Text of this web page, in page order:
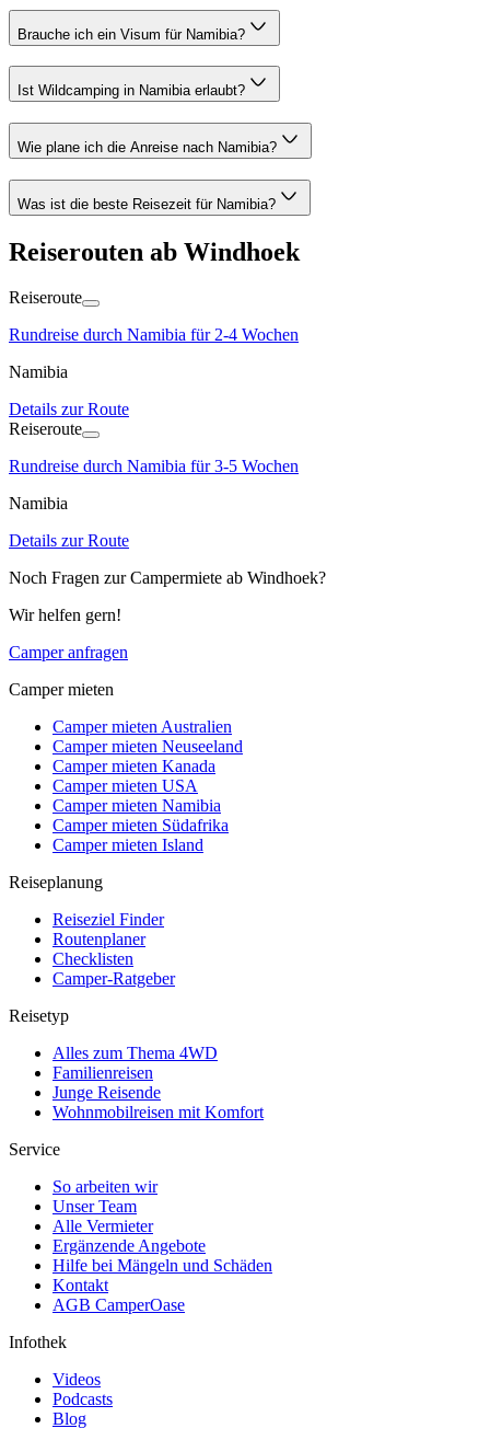
Brauche ich ein Visum für Namibia?
Ist Wildcamping in Namibia erlaubt?
Wie plane ich die Anreise nach Namibia?
Was ist die beste Reisezeit für Namibia?
Reiserouten ab Windhoek
Reiseroute
Rundreise durch Namibia für 2-4 Wochen
Namibia
Details zur Route
Reiseroute
Rundreise durch Namibia für 3-5 Wochen
Namibia
Details zur Route
Noch Fragen zur Campermiete ab Windhoek?
Wir helfen gern!
Camper anfragen
Camper mieten
Camper mieten Australien
Camper mieten Neuseeland
Camper mieten Kanada
Camper mieten USA
Camper mieten Namibia
Camper mieten Südafrika
Camper mieten Island
Reiseplanung
Reiseziel Finder
Routenplaner
Checklisten
Camper-Ratgeber
Reisetyp
Alles zum Thema 4WD
Familienreisen
Junge Reisende
Wohnmobilreisen mit Komfort
Service
So arbeiten wir
Unser Team
Alle Vermieter
Ergänzende Angebote
Hilfe bei Mängeln und Schäden
Kontakt
AGB CamperOase
Infothek
Videos
Podcasts
Blog